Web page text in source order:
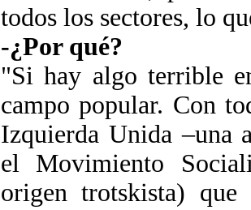
todos los sectores, lo
-¿Por qué?
"Si hay algo terrible
campo popular. Con
Izquierda Unida –una
el Movimiento
origen trotskista)